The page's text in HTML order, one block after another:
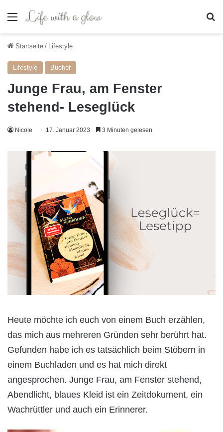
Menü
Startseite / Lifestyle
Lifestyle Bücher
Junge Frau, am Fenster
stehend- Leseglück
Nicole 17. Januar 2023 3 Minuten gelesen
Heute möchte ich euch von einem Buch erzählen,
das mich aus mehreren Gründen sehr berührt hat.
Gefunden habe ich es tatsächlich beim Stöbern in
einem Buchladen und es hat mich direkt
angesprochen. Junge Frau, am Fenster stehend,
Abendlicht, blaues Kleid ist ein Zeitdokument, ein
Wachrüttler und auch ein Erinnerer.